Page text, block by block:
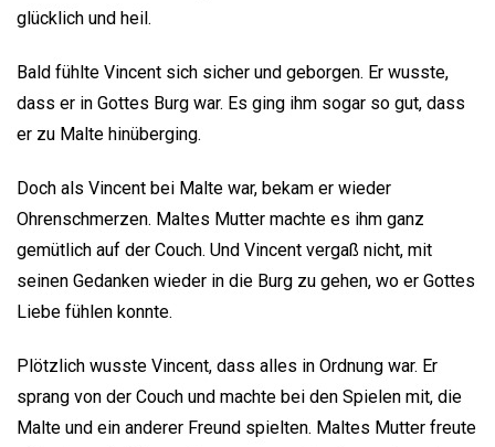
glücklich und heil.
Bald fühlte Vincent sich sicher und geborgen. Er wusste,
dass er in Gottes Burg war. Es ging ihm sogar so gut, dass
er zu Malte hinüberging.
Doch als Vincent bei Malte war, bekam er wieder
Ohrenschmerzen. Maltes Mutter machte es ihm ganz
gemütlich auf der Couch. Und Vincent vergaß nicht, mit
seinen Gedanken wieder in die Burg zu gehen, wo er Gottes
Liebe fühlen konnte.
Plötzlich wusste Vincent, dass alles in Ordnung war. Er
sprang von der Couch und machte bei den Spielen mit, die
Malte und ein anderer Freund spielten. Maltes Mutter freute